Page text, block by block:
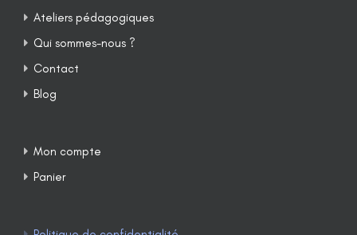
Ateliers pédagogiques
Qui sommes-nous ?
Contact
Blog
Mon compte
Panier